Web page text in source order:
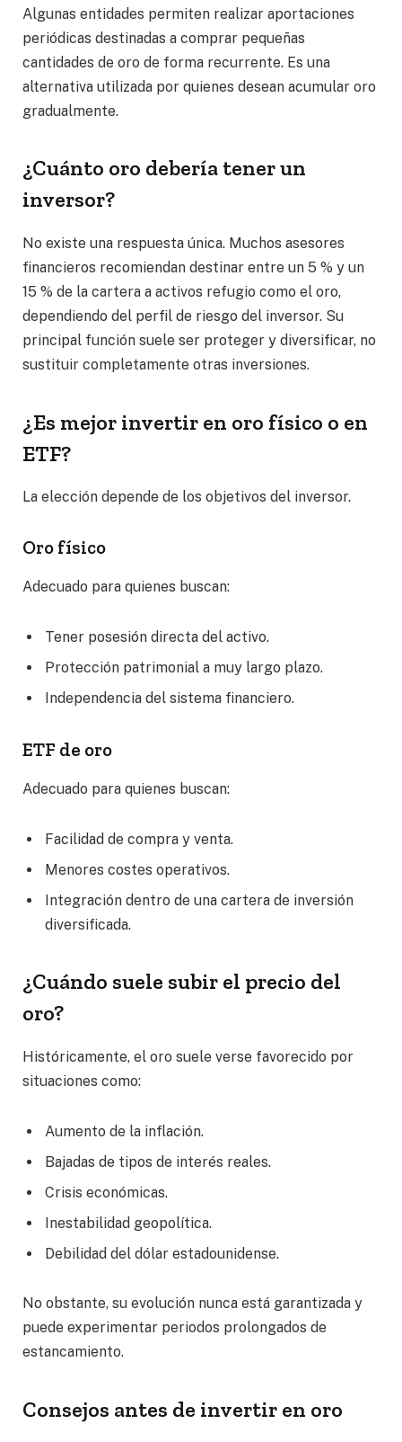
Algunas entidades permiten realizar aportaciones
periódicas destinadas a comprar pequeñas
cantidades de oro de forma recurrente. Es una
alternativa utilizada por quienes desean acumular oro
gradualmente.
¿Cuánto oro debería tener un
inversor?
No existe una respuesta única. Muchos asesores
financieros recomiendan destinar entre un 5 % y un
15 % de la cartera a activos refugio como el oro,
dependiendo del perfil de riesgo del inversor. Su
principal función suele ser proteger y diversificar, no
sustituir completamente otras inversiones.
¿Es mejor invertir en oro físico o en
ETF?
La elección depende de los objetivos del inversor.
Oro físico
Adecuado para quienes buscan:
Tener posesión directa del activo.
Protección patrimonial a muy largo plazo.
Independencia del sistema financiero.
ETF de oro
Adecuado para quienes buscan:
Facilidad de compra y venta.
Menores costes operativos.
Integración dentro de una cartera de inversión
diversificada.
¿Cuándo suele subir el precio del
oro?
Históricamente, el oro suele verse favorecido por
situaciones como:
Aumento de la inflación.
Bajadas de tipos de interés reales.
Crisis económicas.
Inestabilidad geopolítica.
Debilidad del dólar estadounidense.
No obstante, su evolución nunca está garantizada y
puede experimentar periodos prolongados de
estancamiento.
Consejos antes de invertir en oro